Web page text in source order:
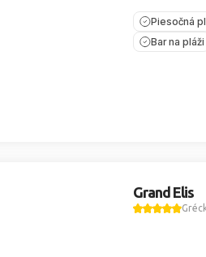
Piesočná
Bar na pláži
Grand Elis